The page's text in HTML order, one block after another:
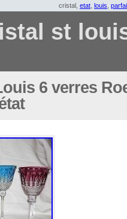
cristal, etat louis
st
6 verres